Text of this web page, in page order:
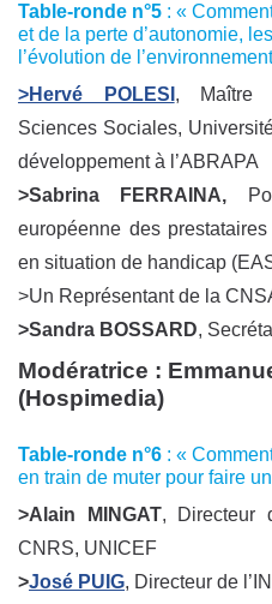
Table-ronde n°5 : «
et de la perte d’autonomie,
l’évolution de
>Hervé POLESI , Maître
Sciences Sociales,
développement à l’ABRAPA
>Sabrina FERRAINA,
européenne des
en situation de handicap
>Un Représentant de la
>Sandra BOSSARD,
Modératrice :
(Hospimedia)
Table-ronde n°6 : «
en train de muter pour faire
>Alain MINGAT, Directeur
CNRS, UNICEF
>José PUIG, Directeur de